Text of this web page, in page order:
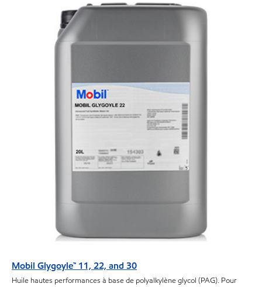
Mobil Glygoyle™ 11, 22, and 30
Huile hautes performances à base de polyalkylène glycol (PAG). Pour